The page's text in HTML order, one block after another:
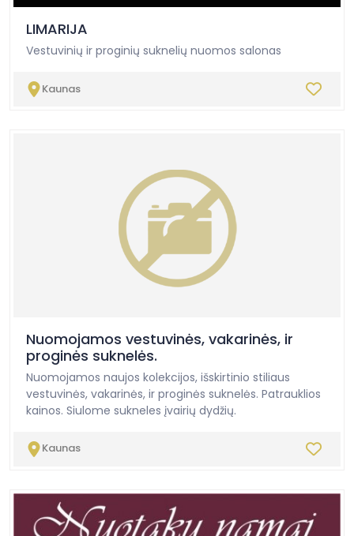
-
LIMARIJA
Vestuvinių ir proginių suknelių nuomos salonas
Kaunas
Nuomojamos vestuvinės, vakarinės, ir
proginės suknelės.
Nuomojamos naujos kolekcijos, išskirtinio stiliaus
vestuvinės, vakarinės, ir proginės suknelės. Patrauklios
kainos. Siulome sukneles įvairių dydžių.
Kaunas